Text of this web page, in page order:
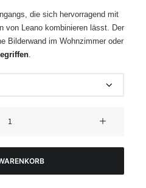
die sich hervorragend mit
von Leano kombinieren lässt. Der
Bilderwand im Wohnzimmer oder
.